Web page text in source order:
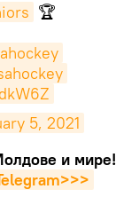
🏆
5, 2021
и мире!